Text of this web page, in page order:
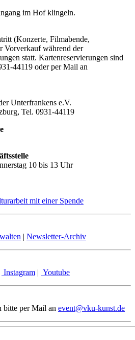
im Hof klingeln.
(Konzerte, Filmabende,
Vorverkauf während der
statt. Kartenreservierungen sind
44119 oder per Mail an
Unterfrankens e.V.
Tel. 0931-44119
10 bis 13 Uhr
mit einer Spende
| Newsletter-Archiv
Instagram | Youtube
bitte per Mail an event@vku-kunst.de